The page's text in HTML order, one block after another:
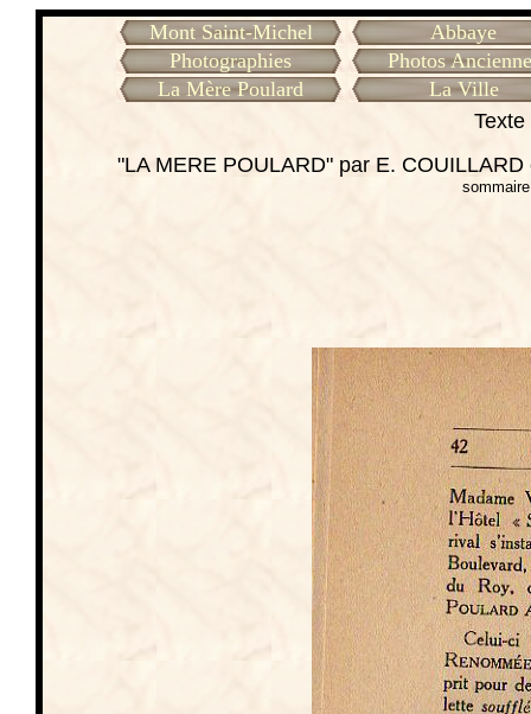
Mont Saint-Michel
Abbaye
Photographies
Photos
La Mère Poulard
La Ville
"LA MERE POULARD" par E.